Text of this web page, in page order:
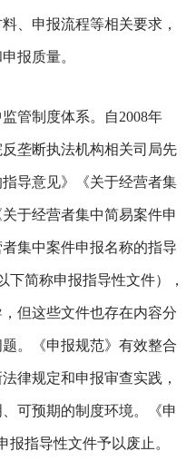
、申报流程等相关要求，
报质量。
管制度体系。自2008年
垄断执法机构相关司局先
导意见》《关于经营者集
于经营者集中简易案件申
集中案件申报名称的指导
下简称申报指导性文件），
但这些文件也存在内容分
。《申报规范》有效整合
律规定和申报审查实践，
可预期的制度环境。《申
报指导性文件予以废止。